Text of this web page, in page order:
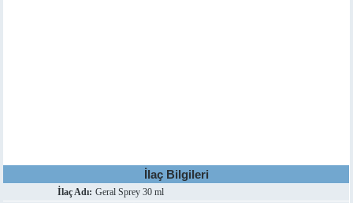
İlaç Bilgileri
İlaç Adı: Geral Sprey 30 ml